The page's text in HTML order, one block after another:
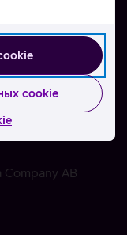
cookie
Company AB